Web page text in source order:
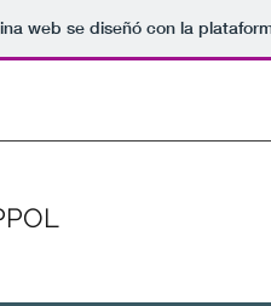
web se diseñó con la